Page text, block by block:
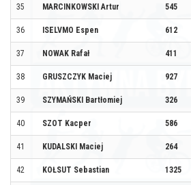
35 MARCINKOWSKI Artur 545
36 ISELVMO Espen 612
37 NOWAK Rafał 411
38 GRUSZCZYK Maciej 927
39 SZYMAŃSKI Bartłomiej 326
40 SZOT Kacper 586
41 KUDALSKI Maciej 264
42 KOŁSUT Sebastian 1325